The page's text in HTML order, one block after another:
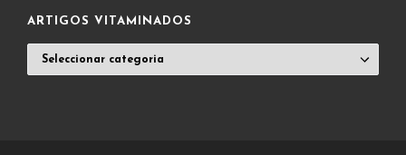
ARTIGOS VITAMINADOS
VITAMINADOS